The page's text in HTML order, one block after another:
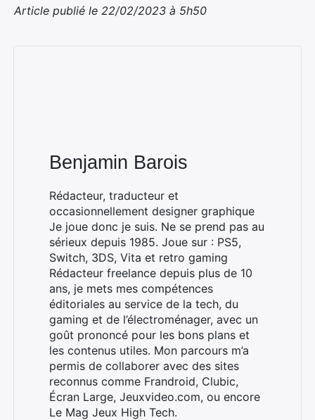
Article publié le 22/02/2023 à 5h50
Benjamin Barois
Rédacteur, traducteur et
occasionnellement designer graphique
Je joue donc je suis. Ne se prend pas au
sérieux depuis 1985. Joue sur : PS5,
Switch, 3DS, Vita et retro gaming
Rédacteur freelance depuis plus de 10
ans, je mets mes compétences
éditoriales au service de la tech, du
gaming et de l’électroménager, avec un
goût prononcé pour les bons plans et
les contenus utiles. Mon parcours m’a
permis de collaborer avec des sites
reconnus comme Frandroid, Clubic,
Écran Large, Jeuxvideo.com, ou encore
Le Mag Jeux High Tech.